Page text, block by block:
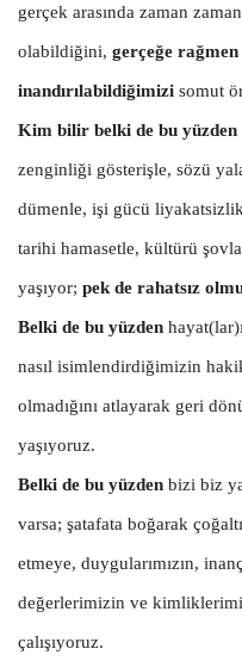
gerçek arasında zaman
olabildiğini, gerçeğe
inandırılabildiğimizi somut
Kim bilir belki de bu yüzden
zenginliği gösterişle, sözü
dümenle, işi gücü
tarihi hamasetle, kültürü
yaşıyor; pek de rahatsız
Belki de bu yüzden
nasıl isimlendirdiğimizin
olmadığını atlayarak geri
yaşıyoruz.
Belki de bu yüzden bizi biz
varsa; şatafata boğarak
etmeye, duygularımızın,
değerlerimizin ve
çalışıyoruz.